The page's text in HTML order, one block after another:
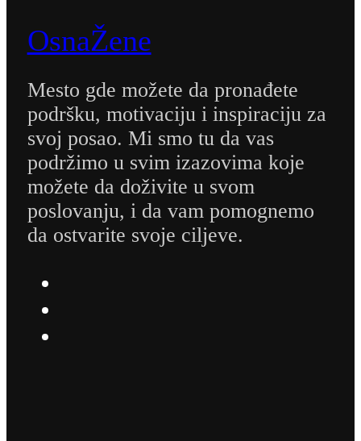
OsnaŽene
Mesto gde možete da pronađete
podršku, motivaciju i inspiraciju za
svoj posao. Mi smo tu da vas
podržimo u svim izazovima koje
možete da doživite u svom
poslovanju, i da vam pomognemo
da ostvarite svoje ciljeve.